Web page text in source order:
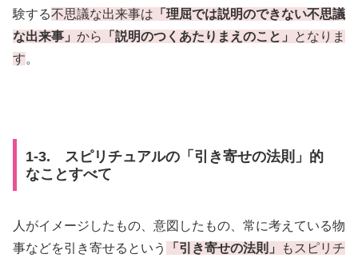
験する不思議な出来事は 「理屈では説明のできない不思議
な出来事」 から 「説明のつくあたりまえのこと」
となりま
す。
1-3. スピリチュアルの「引き寄せの法則」的
なことすべて
人がイメージしたもの、意図したもの、常に考えている物
事などを引き寄せるという
「引き寄せの法則」
もスピリチ